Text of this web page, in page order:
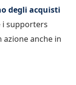
degli acquisti
i supporters
azione anche in